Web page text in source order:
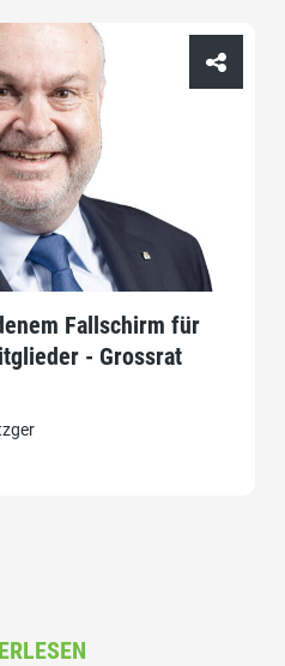
Fallschirm für
- Grossrat